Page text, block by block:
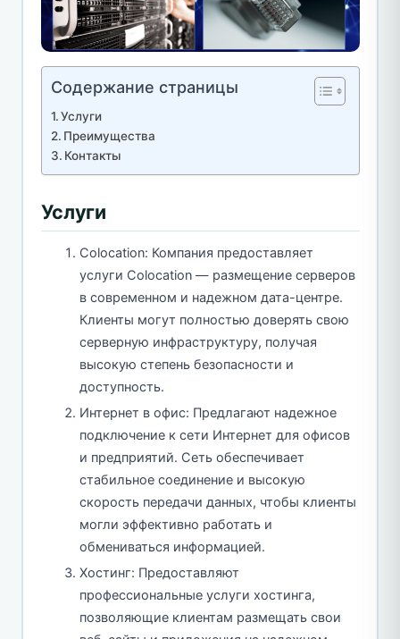
Содержание страницы
Услуги
Преимущества
Контакты
Услуги
Colocation: Компания предоставляет
услуги Colocation — размещение серверов
в современном и надежном дата-центре.
Клиенты могут полностью доверять свою
серверную инфраструктуру, получая
высокую степень безопасности и
доступность.
Интернет в офис: Предлагают надежное
подключение к сети Интернет для офисов
и предприятий. Сеть обеспечивает
стабильное соединение и высокую
скорость передачи данных, чтобы клиенты
могли эффективно работать и
обмениваться информацией.
Хостинг: Предоставляют
профессиональные услуги хостинга,
позволяющие клиентам размещать свои